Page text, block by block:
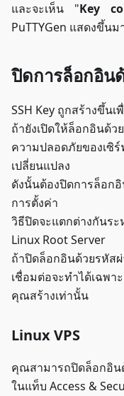
และจะเห็น "Key
PuTTYGen แสดงขึ้นม
ปิดการล็อกอิน
SSH Key ถูกสร้างขึ้น
ถ้ายังเปิดให้ล็อกอิน
ความปลอดภัยของเซิร์
เปลี่ยนแปลง
ดังนั้นต้องปิดการล็อก
การตั้งค่า
วิธีปิดจะแตกต่างกันร
Linux Root Server
ถ้าปิดล็อกอินด้วยรหั
เชื่อมต่อจะทำได้เฉพ
คุณสร้างเท่านั้น
Linux VPS
คุณสามารถปิดล็อกอิน
ในแท็บ Access &